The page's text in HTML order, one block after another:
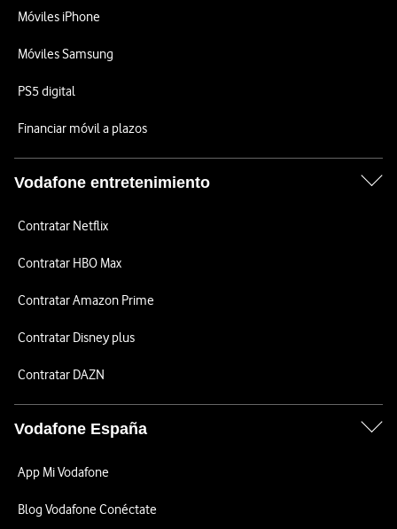
Móviles iPhone
Móviles Samsung
PS5 digital
Financiar móvil a plazos
Vodafone entretenimiento
Contratar Netflix
Contratar HBO Max
Contratar Amazon Prime
Contratar Disney plus
Contratar DAZN
Vodafone España
App Mi Vodafone
Blog Vodafone Conéctate